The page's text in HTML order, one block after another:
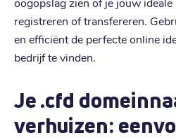
registreren of transfereren.
en efficiënt de perfecte online
bedrijf te vinden.
Je .cfd
verhuizen: